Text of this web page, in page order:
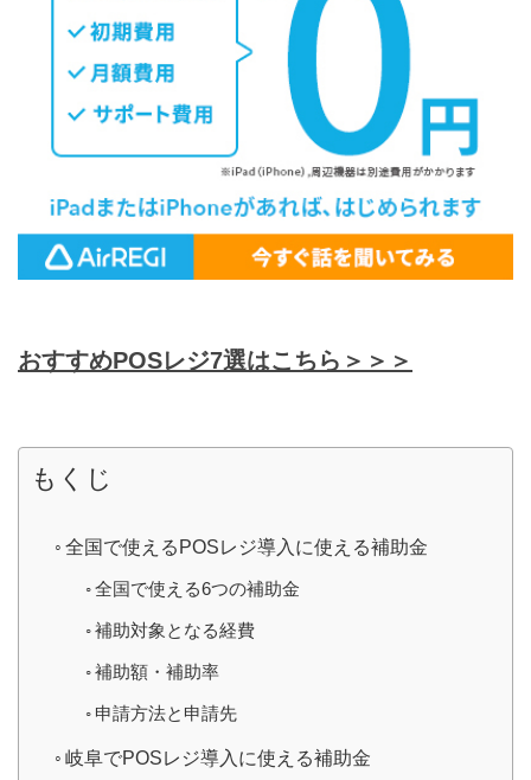
おすすめPOSレジ7選はこちら＞＞＞
もくじ
全国で使えるPOSレジ導入に使える補助金
全国で使える6つの補助金
補助対象となる経費
補助額・補助率
申請方法と申請先
岐阜でPOSレジ導入に使える補助金